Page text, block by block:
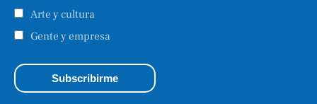
Arte y cultura
Gente y empresa